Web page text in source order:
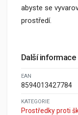
abyste se
prostředí.
Další informace
EAN
8594013427784
KATEGORIE
Prostředky proti